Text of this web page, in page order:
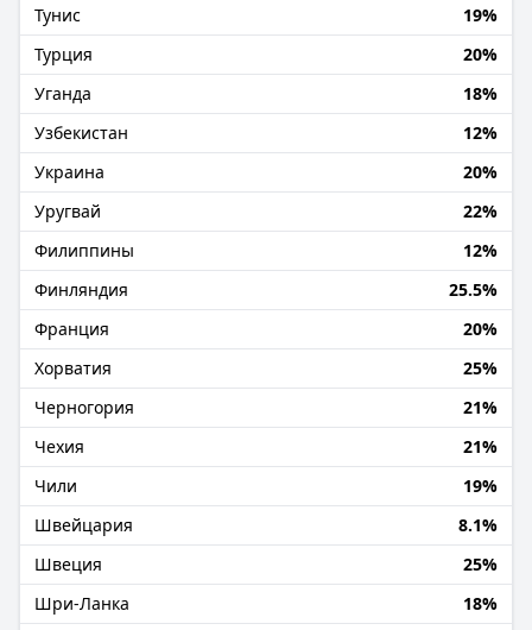
Тунис
19%
Турция
20%
Уганда
18%
Узбекистан
12%
Украина
20%
Уругвай
22%
Филиппины
12%
Финляндия
25.5%
Франция
20%
Хорватия
25%
Черногория
21%
Чехия
21%
Чили
19%
Швейцария
8.1%
Швеция
25%
Шри-Ланка
18%